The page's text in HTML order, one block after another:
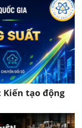
Kiến tạo động